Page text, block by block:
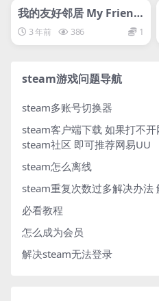
svip专属
我的友好邻居 My Friendl
y Neighborhood
3 年前 386 1
steam游戏问题导航
steam多账号切换器
steam客户端下载 如果打不
steam社区 即可推荐网易UU
steam怎么离线
steam重复次数过多解决办法
必看教程
怎么成为会员
解决steam无法登录